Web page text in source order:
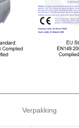
Verpakking